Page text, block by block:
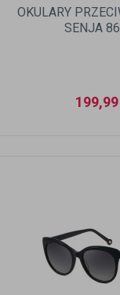
OKULARY
SENJA
199,99